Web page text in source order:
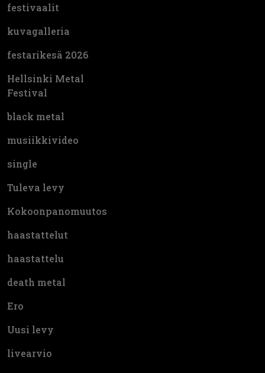
festivaalit
kuvagalleria
festarikesä 2026
Hellsinki Metal
Festival
black metal
musiikkivideo
single
Tuleva levy
Kokoonpanomuutos
haastattelut
haastattelu
death metal
Ero
Uusi levy
livearvio